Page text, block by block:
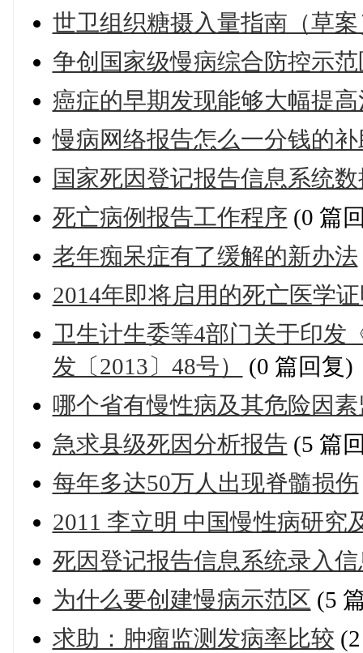
世卫组织糖摄入量指南（草
争创国家级慢病综合防控示范
癌症的早期发现能够大幅提
慢病网络报告怎么一分钱的
国家死因登记报告信息系统
死亡病例报告工作程序 (0 篇
老年痴呆症有了缓解的新办法
2014年即将启用的死亡医学
卫生计生委等4部门关于印发
发〔2013〕48号）
(0 篇回复)
哪个省有慢性病及其危险因
急求县级死因分析报告 (5 篇
每年多达50万人出现脊髓损伤
2011 李立明 中国慢性病研究
死因登记报告信息系统录入
为什么要创建慢病示范区 (5
求助：肿瘤监测发病率比较